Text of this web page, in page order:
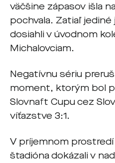
väčšine zápasov išla
pochvala. Zatiaľ
dosiahli v úvodnom
Michalovciam.
Negatívnu sériu
moment, ktorým bol
Slovnaft Cupu cez
víťazstve 3:1.
V príjemnom
štadióna dokázali v